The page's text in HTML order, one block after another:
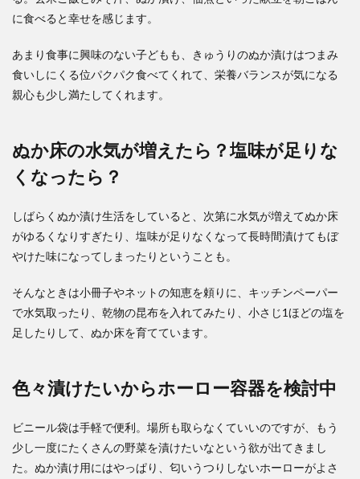
に食べると幸せを感じます。
あまり食事に興味のない子どもも、きゅうりのぬか漬けはつまみ
食いしにくる位パクパク食べてくれて、栄養バランスが気になる
親心も少し満たしてくれます。
ぬか床の水気が増えたら？塩味が足りな
くなったら？
しばらくぬか漬け生活をしていると、次第に水気が増えてぬか床
がゆるくなりすぎたり、塩味が足りなくなって長時間漬けてもぼ
やけた味になってしまったりということも。
そんなときは小冊子やネットの知恵を頼りに、キッチンペーパー
で水気取ったり、乾物の昆布を入れてみたり、小さじ1ほどの塩を
足したりして、ぬか床を育てています。
色々漬けたいからホーロー容器を検討中
ビニール袋は手軽で便利。場所も取らなくていいのですが、もう
少し一度にたくさんの野菜を漬けたいなという欲が出てきまし
た。ぬか漬け用にはやっぱり、匂いうつりしないホーローがよさ